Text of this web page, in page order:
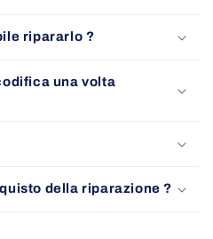
ripararlo ?
una volta
della riparazione ?